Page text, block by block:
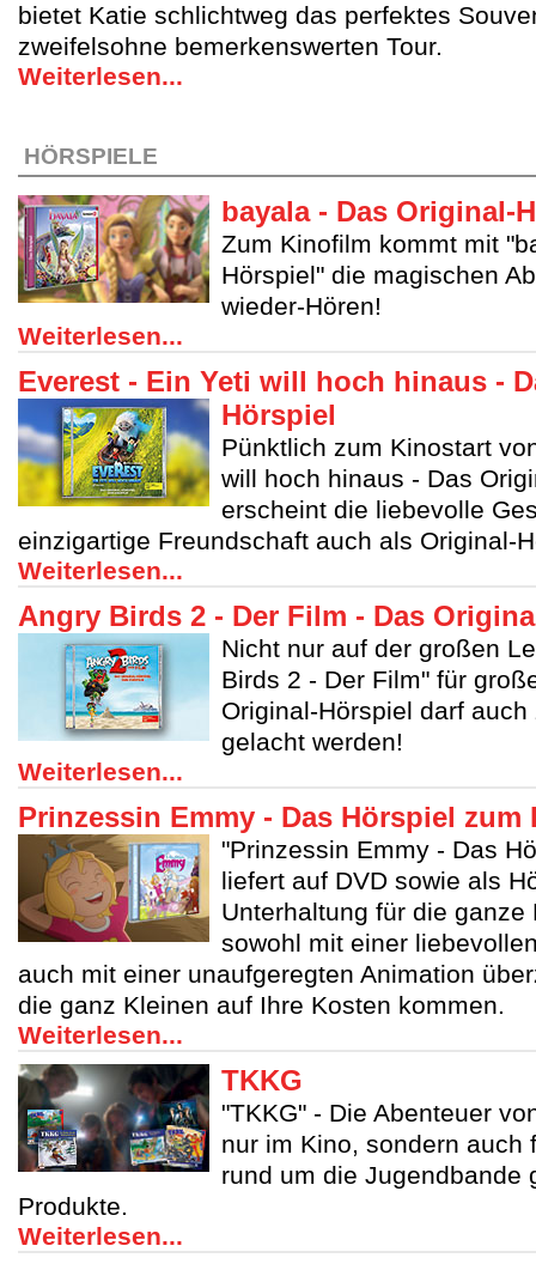
bietet Katie schlichtweg das perfektes
zweifelsohne bemerkenswerten Tour.
Weiterlesen...
HÖRSPIELE
bayala - Das Original-
Zum Kinofilm kommt mit
Hörspiel" die magischen
wieder-Hören!
Weiterlesen...
Everest - Ein Yeti will hoch hinaus -
Hörspiel
Pünktlich zum Kinostart
will hoch hinaus - Das
erscheint die liebevolle
einzigartige Freundschaft auch als Original-
Weiterlesen...
Angry Birds 2 - Der Film - Das
Nicht nur auf der großen
Birds 2 - Der Film" für
Original-Hörspiel darf
gelacht werden!
Weiterlesen...
Prinzessin Emmy - Das Hörspiel
"Prinzessin Emmy - Das
liefert auf DVD sowie als
Unterhaltung für die ganze
sowohl mit einer
auch mit einer unaufgeregten Animation
die ganz Kleinen auf Ihre Kosten kommen.
Weiterlesen...
TKKG
"TKKG" - Die Abenteuer
nur im Kino, sondern auch
rund um die Jugendbande
Produkte.
Weiterlesen...